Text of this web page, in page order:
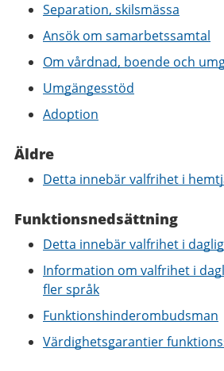
Separation, skilsmässa
Ansök om samarbetssamtal
Om vårdnad, boende och
Umgängesstöd
Adoption
Äldre
Detta innebär valfrihet i
Funktionsnedsättning
Detta innebär valfrihet i
Information om valfrihet i
fler språk
Funktionshinderombudsman
Värdighetsgarantier